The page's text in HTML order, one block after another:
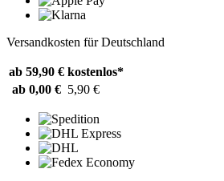
Versandkosten für Deutschland
ab 59,90 € kostenlos*
ab 0,00 € 5,90 €